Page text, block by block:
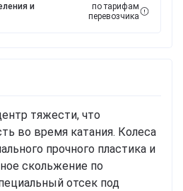
и
по тарифам
перевозчика
тяжести, что
во время катания. Колеса
прочного пластика и
скольжение по
отсек под